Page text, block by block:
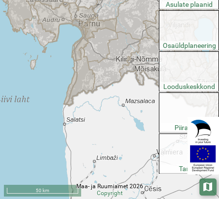
50 km
Maa- ja Ruumiamet 2026
Copyright
Asulate plaanid
Osaüldplaneering
Looduskeskkond
Piirangud
Taristu